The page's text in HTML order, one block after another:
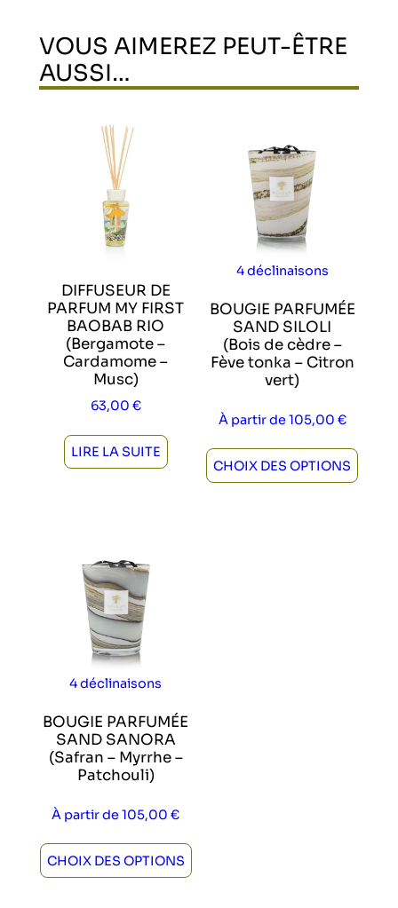
VOUS AIMEREZ PEUT-ÊTRE
AUSSI…
DIFFUSEUR DE
PARFUM MY FIRST
BAOBAB RIO
(Bergamote –
Cardamome –
Musc)
63,00 €
LIRE LA SUITE
4 déclinaisons
BOUGIE PARFUMÉE
SAND SILOLI
(Bois de cèdre –
Fève tonka – Citron
vert)
À partir de105,00 €
CHOIX DES OPTIONS
4 déclinaisons
BOUGIE PARFUMÉE
SAND SANORA
(Safran – Myrrhe –
Patchouli)
À partir de105,00€
CHOIX DES OPTIONS